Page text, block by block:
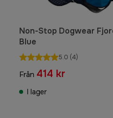
Non-Stop Dogwear
Blue
5.0 (4)
Från 414 kr
I lager